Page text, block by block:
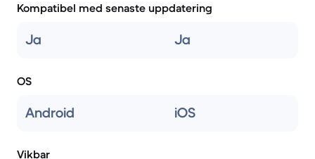
Kompatibel med senaste uppdatering
Ja Ja
OS
Android iOS
Vikbar